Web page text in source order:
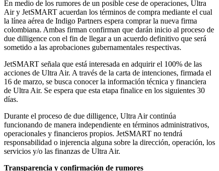
En medio de los rumores de un posible cese de operaciones, Ultra
Air y JetSMART acuerdan los términos de compra mediante el cual
la línea aérea de Indigo Partners espera comprar la nueva firma
colombiana. Ambas firman confirman que darán inicio al proceso de
due dilligence con el fin de llegar a un acuerdo definitivo que será
sometido a las aprobaciones gubernamentales respectivas.
JetSMART señala que está interesada en adquirir el 100% de las
acciones de Ultra Air. A través de la carta de intenciones, firmada el
16 de marzo, se busca conocer la información técnica y financiera
de Ultra Air. Se espera que esta etapa finalice en los siguientes 30
días.
Durante el proceso de due dilligence, Ultra Air continúa
funcionando de manera independiente en términos administrativos,
operacionales y financieros propios. JetSMART no tendrá
responsabilidad o injerencia alguna sobre la dirección, operación, los
servicios y/o las finanzas de Ultra Air.
Transparencia y confirmación de rumores